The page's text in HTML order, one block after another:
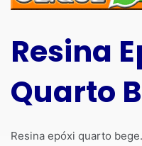
Resina
Quarto
Resina epóxi quarto